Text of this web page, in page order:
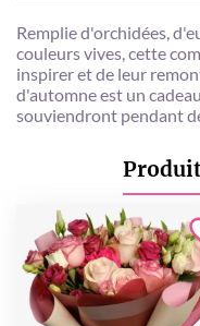
Remplie d'orchidées,
couleurs vives, cette
inspirer et de leur
d'automne est un
souviendront pendant